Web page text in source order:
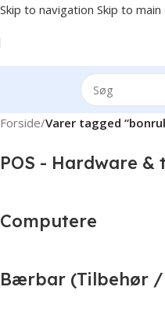
Skip to navigation Skip to
Forside/Varer tagged
POS - Hardware &
Computere
Bærbar (Tilbehør